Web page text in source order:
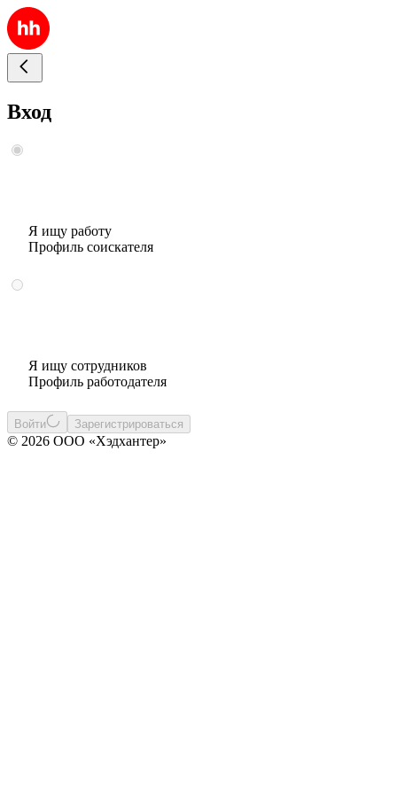
Вход
Я ищу работу
Профиль соискателя
Я ищу сотрудников
Профиль работодателя
Войти Зарегистрироваться
© 2026 ООО «Хэдхантер»